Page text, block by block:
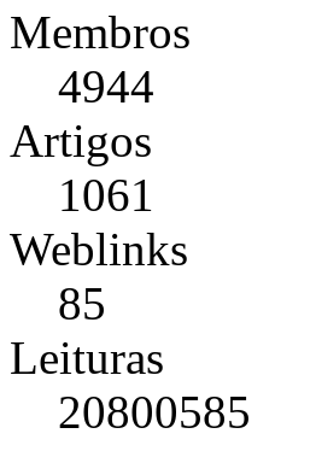
Membros
4944
Artigos
1061
Weblinks
85
Leituras
20800585